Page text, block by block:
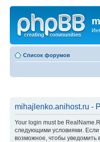
Список форумов
mihajlenko.anihost.ru -
Your login must be
следующими условиями. Если
возможное, чтобы уведомить